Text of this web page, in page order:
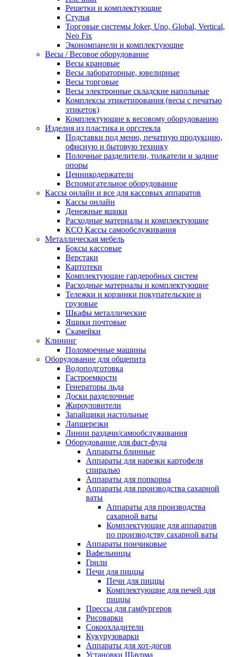
Решетки и комплектующие
Стулья
Торговые системы Joker, Uno, Global, Vertical,
Neo Fix
Экономпанели и комплектующие
Весы / Весовое оборудование
Весы крановые
Весы лабораторные, ювелирные
Весы торговые
Весы электронные складские напольные
Комплексы этикетирования (весы с печатью
этикеток)
Комплектующие к весовому оборудованию
Изделия из пластика и оргстекла
Подставки под меню, печатную продукцию,
офисную и бытовую технику
Полочные разделители, толкатели и задние
опоры
Ценникодержатели
Вспомогательное оборудование
Кассы онлайн и все для кассовых аппаратов
Кассы онлайн
Денежные ящики
Расходные материалы и комплектующие
КСО Кассы самообслуживания
Металлическая мебель
Боксы кассовые
Верстаки
Картотеки
Комплектующие гардеробных систем
Расходные материалы и комплектующие
Тележки и корзинки покупательские и
грузовые
Шкафы металлические
Ящики почтовые
Скамейки
Клининг
Поломоечные машины
Оборудование для общепита
Водоподготовка
Гастроемкости
Генераторы льда
Доски разделочные
Жироуловители
Запайщики настольные
Лапшерезки
Линии раздачи/самообслуживания
Оборудование для фаст-фуда
Аппараты блинные
Аппараты для нарезки картофеля
спиралью
Аппараты для попкорна
Аппараты для производства сахарной
ваты
Аппараты для производства
сахарной ваты
Комплектующие для аппаратов
по производству сахарной ваты
Аппараты пончиковые
Вафельницы
Грили
Печи для пиццы
Печи для пиццы
Комплектующие для печей для
пиццы
Прессы для гамбургеров
Рисоварки
Сокоохладители
Кукурузоварки
Аппараты для хот-догов
Установки Шаурма